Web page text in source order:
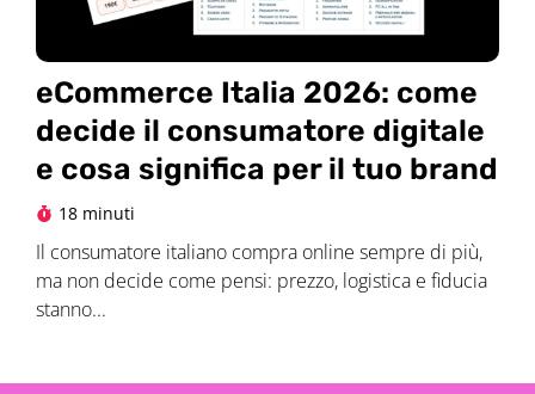
eCommerce Italia 2026: come
decide il consumatore digitale
e cosa significa per il tuo brand
18 minuti
Il consumatore italiano compra online sempre di più,
ma non decide come pensi: prezzo, logistica e fiducia
stanno...